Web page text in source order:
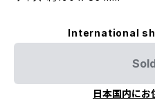
International
日本国内にお